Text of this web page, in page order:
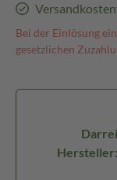
Bei der Einlösung
gesetzlichen